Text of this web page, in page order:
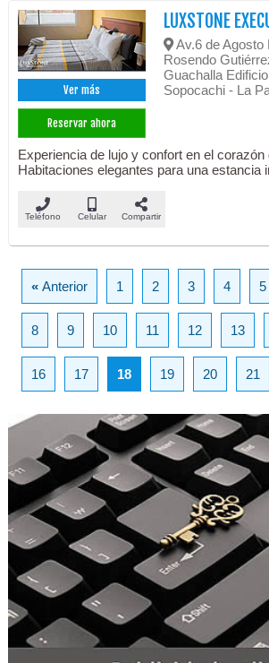
Ver más
Reservar ahora
LUXSTONE
Av.6 de Agosto
Rosendo
Guachalla
Sopocachi - La
Experiencia de lujo y confort en el corazón
Habitaciones elegantes para una estancia
Teléfono Celular Compartir
«Anterior 1 2 3 4 5
8 9 10 11 12 13
16 17 18 19 20 21